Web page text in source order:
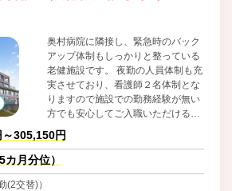
奥村病院に隣接し、緊急時のバック
アップ体制もしっかりと整っている
老健施設です。 夜勤の人員体制も充
実させており、看護師２名体制とな
りますので施設での勤務経験が無い
方でも安心してご入職いただけるか
と思います。
305,150円
月分位）
(2交替)）